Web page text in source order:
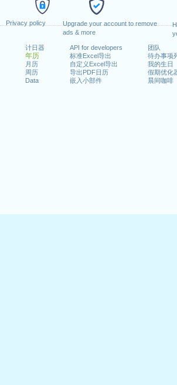
Privacy policy
Upgrade your account to remove
ads & more
计日器
年历
月历
周历
Data
API for developers
标准Excel导出
自定义Excel导出
导出PDF日历
嵌入小部件
团队
待办事项
我的生日
假期优化
晨间咖啡